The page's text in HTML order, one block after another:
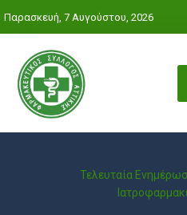
Παρασκευή, 7 Αυγούστου, 2026
Τελευταία